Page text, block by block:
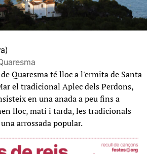
Quaresma té lloc a l'ermita de Santa
el tradicional Aplec dels Perdons,
en una anada a peu fins a
lloc, matí i tarda, les tradicionals
arrossada popular.